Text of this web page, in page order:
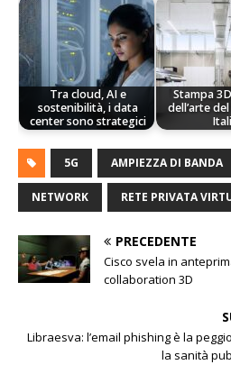
Tra cloud, AI e
sostenibilità, i data
center sono strategici
Stampa
dell’arte
5G AMPIEZZA DI BANDA
NETWORK RETE PRIVATA
PRECEDENTE
Cisco svela in
collaboration 3D
Libraesva: l’email phishing è la
la sanità